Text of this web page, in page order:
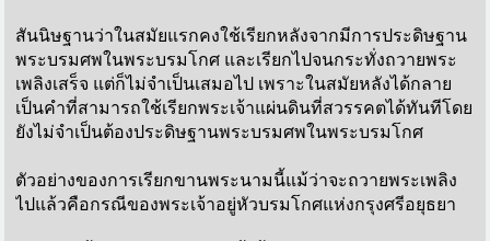
สันนิษฐานว่าในสมัยแรกคงใช้เรียกหลังจากมีการประดิษฐาน
พระบรมศพในพระบรมโกศ และเรียกไปจนกระทั่งถวายพระ
เพลิงเสร็จ แต่ก็ไม่จำเป็นเสมอไป เพราะในสมัยหลังได้กลาย
เป็นคำที่สามารถใช้เรียกพระเจ้าแผ่นดินที่สวรรคตได้ทันทีโดย
ยังไม่จำเป็นต้องประดิษฐานพระบรมศพในพระบรมโกศ
ตัวอย่างของการเรียกขานพระนามนี้แม้ว่าจะถวายพระเพลิง
ไปแล้วคือกรณีของพระเจ้าอยู่หัวบรมโกศแห่งกรุงศรีอยุธยา